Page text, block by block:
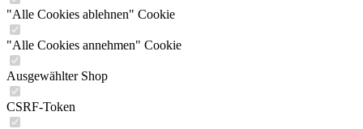
"Alle Cookies ablehnen" Cookie
"Alle Cookies annehmen" Cookie
Ausgewählter Shop
CSRF-Token